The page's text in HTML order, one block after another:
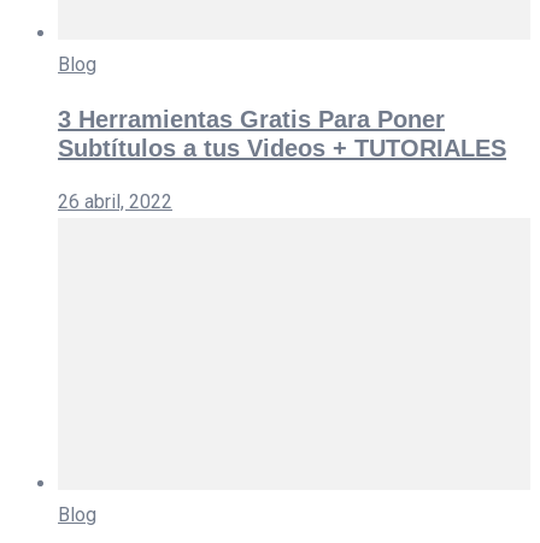
Blog
3 Herramientas Gratis Para Poner
Subtítulos a tus Videos + TUTORIALES
26 abril, 2022
Blog